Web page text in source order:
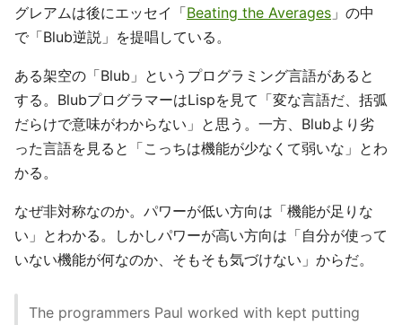
グレアムは後にエッセイ「Beating the Averages 」の中
で「Blub逆説」を提唱している。
ある架空の「Blub」というプログラミング言語があると
する。BlubプログラマーはLispを見て「変な言語だ、括弧
だらけで意味がわからない」と思う。一方、Blubより劣
った言語を見ると「こっちは機能が少なくて弱いな」とわ
かる。
なぜ非対称なのか。パワーが低い方向は「機能が足りな
い」とわかる。しかしパワーが高い方向は「自分が使って
いない機能が何なのか、そもそも気づけない」からだ。
The programmers Paul worked with kept putting